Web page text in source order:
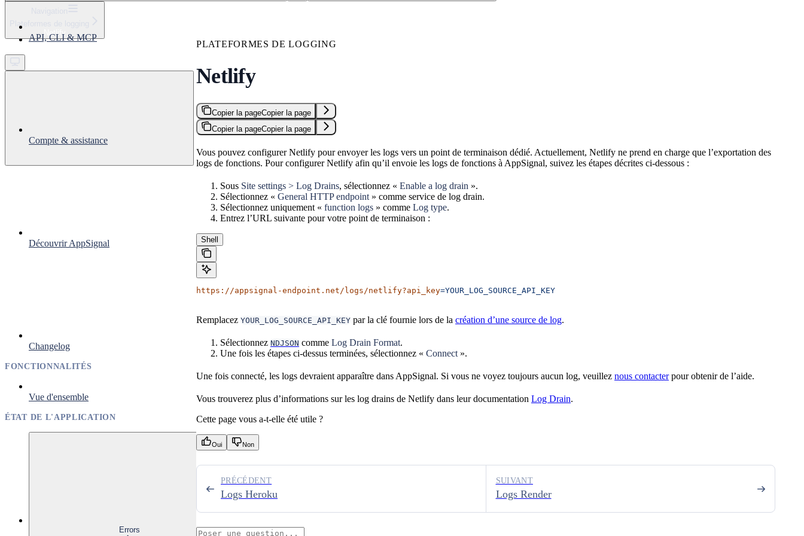
Get started
Plateformes de logging
Netlify
API, CLI & MCP
Compte & assistance
Découvrir AppSignal
Changelog
FONCTIONNALITÉS
Vue d'ensemble
ÉTAT DE L'APPLICATION
Errors
PLATEFORMES DE LOGGING
Netlify
Copier la pageCopier la page
Copier la pageCopier la page
Vous pouvez configurer Netlify pour envoyer les logs vers un point de terminaison dédié. Actuellement, Netlify ne prend en charge que l’exportation des
logs de fonctions. Pour configurer Netlify afin qu’il envoie les logs de fonctions à AppSignal, suivez les étapes décrites ci-dessous :
Sous Site settings > Log Drains, sélectionnez « Enable a log drain ».
Sélectionnez « General HTTP endpoint » comme service de log drain.
Sélectionnez uniquement « function logs » comme Log type.
Entrez l’URL suivante pour votre point de terminaison :
Shell
https://appsignal-endpoint.net/logs/netlify?api_key=YOUR_LOG_SOURCE_API_KEY
Remplacez YOUR_LOG_SOURCE_API_KEY par la clé fournie lors de la création d’une source de log.
Sélectionnez NDJSON comme Log Drain Format.
Une fois les étapes ci-dessus terminées, sélectionnez « Connect ».
Une fois connecté, les logs devraient apparaître dans AppSignal. Si vous ne voyez toujours aucun log, veuillez nous contacterpour obtenir de l’aide.
Vous trouverez plus d’informations sur les log drains de Netlify dans leur documentation Log Drain.
Cette page vous a-t-elle été utile ?
Oui Non
Logs Heroku
PRÉCÉDENT
Logs Render
SUIVANT